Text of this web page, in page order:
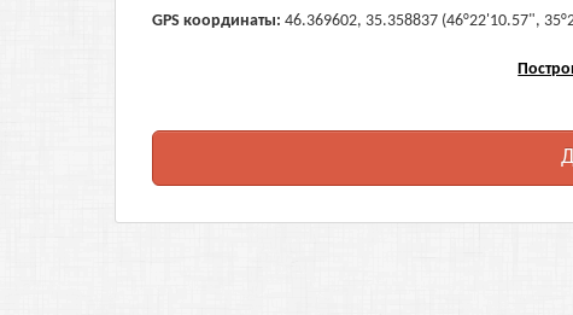
GPS координаты: 46.369602, 35.358837 (46°22'10.57",